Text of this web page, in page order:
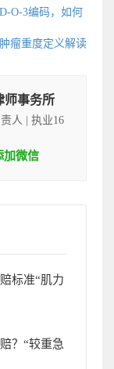
O-3编码，如何
瘤重度定义解读
师事务所
人 | 执业16
加微信
标准“肌力
？“较重急